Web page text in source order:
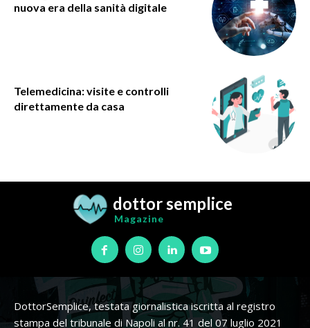
nuova era della sanità digitale
Telemedicina: visite e controlli
direttamente da casa
dottor semplice
Magazine
DottorSemplice, testata giornalistica iscritta al registro
stampa del tribunale di Napoli al nr. 41 del 07 luglio 2021